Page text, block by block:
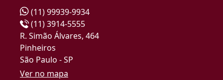
(11) 99939-9934
(11) 3914-5555
R. Simão Álvares, 464
Pinheiros
São Paulo - SP
Ver no mapa